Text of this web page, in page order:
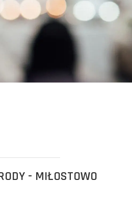
- MIŁOSTOWO